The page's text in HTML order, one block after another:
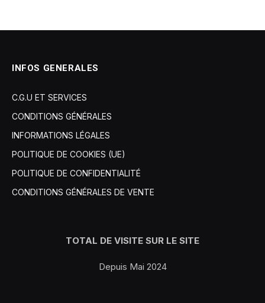
INFOS GENERALES
C.G.U ET SERVICES
CONDITIONS GÉNÉRALES
INFORMATIONS LÉGALES
POLITIQUE DE COOKIES (UE)
POLITIQUE DE CONFIDENTIALITÉ
CONDITIONS GÉNÉRALES DE VENTE
TOTAL DE VISITE SUR LE SITE
Depuis Mai 2024